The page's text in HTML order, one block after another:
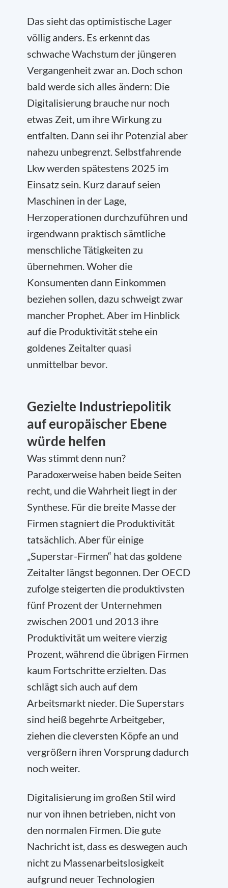
Das sieht das optimistische Lager
völlig anders. Es erkennt das
schwache Wachstum der jüngeren
Vergangenheit zwar an. Doch schon
bald werde sich alles ändern: Die
Digitalisierung brauche nur noch
etwas Zeit, um ihre Wirkung zu
entfalten. Dann sei ihr Potenzial aber
nahezu unbegrenzt. Selbstfahrende
Lkw werden spätestens 2025 im
Einsatz sein. Kurz darauf seien
Maschinen in der Lage,
Herzoperationen durchzuführen und
irgendwann praktisch sämtliche
menschliche Tätigkeiten zu
übernehmen. Woher die
Konsumenten dann Einkommen
beziehen sollen, dazu schweigt zwar
mancher Prophet. Aber im Hinblick
auf die Produktivität stehe ein
goldenes Zeitalter quasi
unmittelbar bevor.
Gezielte Industriepolitik
auf europäischer Ebene
würde helfen
Was stimmt denn nun?
Paradoxerweise haben beide Seiten
recht, und die Wahrheit liegt in der
Synthese. Für die breite Masse der
Firmen stagniert die Produktivität
tatsächlich. Aber für einige
„Superstar-Firmen“ hat das goldene
Zeitalter längst begonnen. Der OECD
zufolge steigerten die produktivsten
fünf Prozent der Unternehmen
zwischen 2001 und 2013 ihre
Produktivität um weitere vierzig
Prozent, während die übrigen Firmen
kaum Fortschritte erzielten. Das
schlägt sich auch auf dem
Arbeitsmarkt nieder. Die Superstars
sind heiß begehrte Arbeitgeber,
ziehen die cleversten Köpfe an und
vergrößern ihren Vorsprung dadurch
noch weiter.
Digitalisierung im großen Stil wird
nur von ihnen betrieben, nicht von
den normalen Firmen. Die gute
Nachricht ist, dass es deswegen auch
nicht zu Massenarbeitslosigkeit
aufgrund neuer Technologien